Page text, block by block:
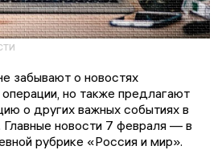
забывают о новостях
но также предлагают
о других важных событиях в
новости 7 февраля — в
рубрике «Россия и мир».